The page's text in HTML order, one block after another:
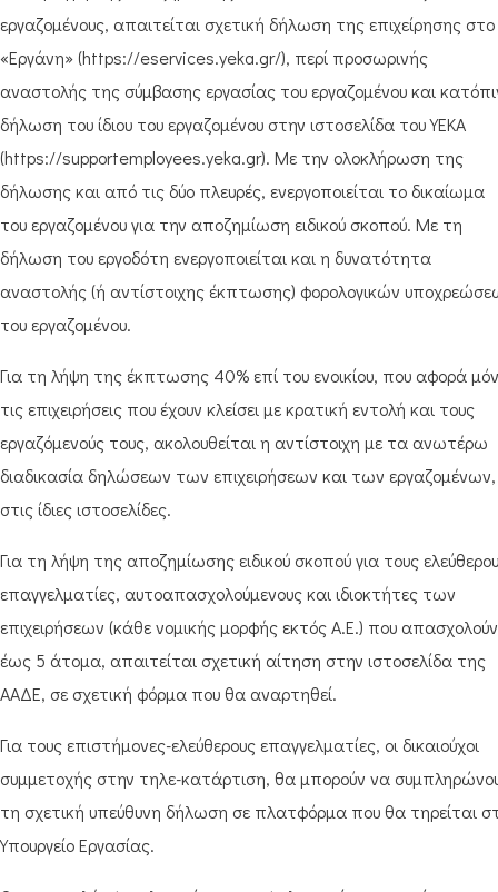
εργαζομένους, απαιτείται σχετική δήλωση της επιχείρησης στο
«Εργάνη» (https://eservices.yeka.gr/), περί προσωρινής
αναστολής της σύμβασης εργασίας του εργαζομένου και
δήλωση του ίδιου του εργαζομένου στην ιστοσελίδα του ΥΕΚΑ
(https://supportemployees.yeka.gr). Με την ολοκλήρωση της
δήλωσης και από τις δύο πλευρές, ενεργοποιείται το δικαίωμα
του εργαζομένου για την αποζημίωση ειδικού σκοπού. Με τη
δήλωση του εργοδότη ενεργοποιείται και η δυνατότητα
αναστολής (ή αντίστοιχης έκπτωσης) φορολογικών
του εργαζομένου.
Για τη λήψη της έκπτωσης 40% επί του ενοικίου, που αφορά
τις επιχειρήσεις που έχουν κλείσει με κρατική εντολή και τους
εργαζόμενούς τους, ακολουθείται η αντίστοιχη με τα ανωτέρω
διαδικασία δηλώσεων των επιχειρήσεων και των εργαζομένων,
στις ίδιες ιστοσελίδες.
Για τη λήψη της αποζημίωσης ειδικού σκοπού για τους
επαγγελματίες, αυτοαπασχολούμενους και ιδιοκτήτες των
επιχειρήσεων (κάθε νομικής μορφής εκτός Α.Ε.) που απασχολούν
έως 5 άτομα, απαιτείται σχετική αίτηση στην ιστοσελίδα της
ΑΑΔΕ, σε σχετική φόρμα που θα αναρτηθεί.
Για τους επιστήμονες-ελεύθερους επαγγελματίες, οι δικαιούχοι
συμμετοχής στην τηλε-κατάρτιση, θα μπορούν να
τη σχετική υπεύθυνη δήλωση σε πλατφόρμα που θα τηρείται
Υπουργείο Εργασίας.